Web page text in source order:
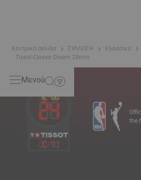
Κεντρική σελίδα ΣΥΛΛΟΓΗ
Κλασσικά
Tissot Classic Dream 28mm
Μενού
10:41
the